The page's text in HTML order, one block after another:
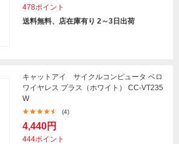
478ポイント
送料無料、店在庫有り 2～3日出荷
キャットアイ サイクルコンピュータ ベロ
ワイヤレス プラス（ホワイト） CC-VT235
W
(4)
4,440円
444ポイント